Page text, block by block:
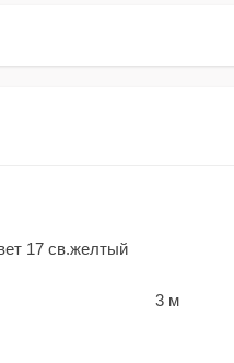
17 св.желтый
3 м